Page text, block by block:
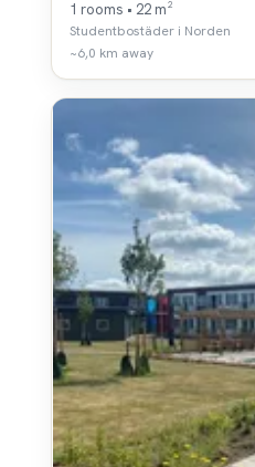
1 rooms • 22 m²
Studentbostäder i Norden
~6,0 km away